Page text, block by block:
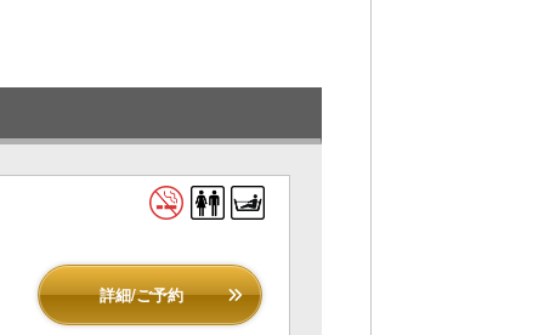
詳細/ご予約